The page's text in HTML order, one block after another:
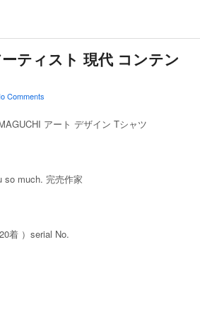
ティスト 現代 コンテン
Comments
アート デザイン Tシャツ
so much. 完売作家
着 ）serial No.